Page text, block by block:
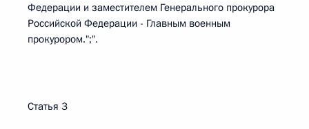
Федерации и заместителем Генерального прокурора
Российской Федерации - Главным военным
прокурором.";".
Статья 3